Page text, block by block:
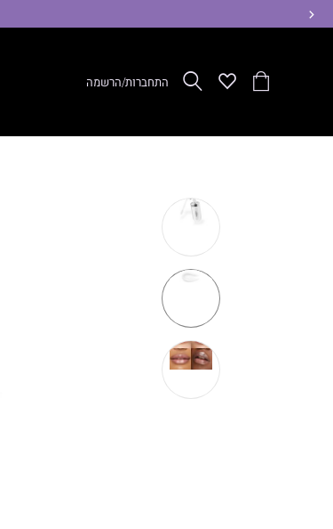
הסל
Wishlistחפשהתחברות/הרשמה